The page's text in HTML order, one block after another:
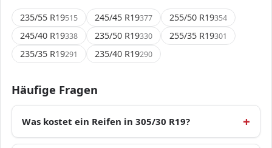
235/55 R19515 245/45 R19377 255/50 R19354
245/40 R19338 235/50 R19330 255/35 R19301
235/35 R19291 235/40 R19290
Häufige Fragen
Was kostet ein Reifen in 305/30 R19?